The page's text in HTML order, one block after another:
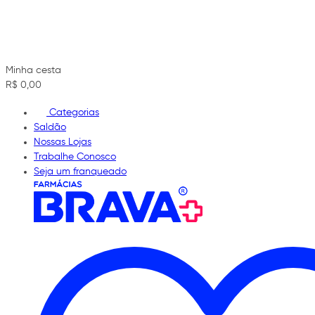
Minha cesta
R$ 0,00
Categorias
Saldão
Nossas Lojas
Trabalhe Conosco
Seja um franqueado